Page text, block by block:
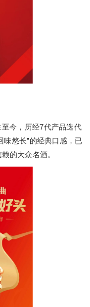
今，历经7代产品迭代
味悠长”的经典口感，已
的大众名酒。